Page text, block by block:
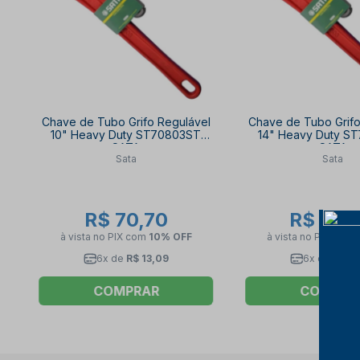
Chave de Tubo Grifo Regulável
10" Heavy Duty ST70803ST
SATA
Sata
R$ 70,70
à vista no PIX com 10% OFF
6x de R$ 13,09
COMPRAR
Chave de Tubo
14" Heavy Duty
SATA
Sata
R$
à vista no PIX
6x de
COMPRAR